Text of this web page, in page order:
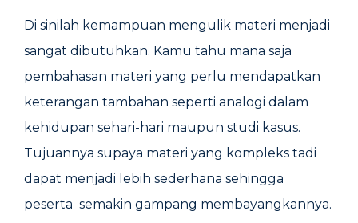
Di sinilah kemampuan mengulik materi menjadi
sangat dibutuhkan. Kamu tahu mana saja
pembahasan materi yang perlu mendapatkan
keterangan tambahan seperti analogi dalam
kehidupan sehari-hari maupun studi kasus.
Tujuannya supaya materi yang kompleks tadi
dapat menjadi lebih sederhana sehingga
peserta semakin gampang membayangkannya.